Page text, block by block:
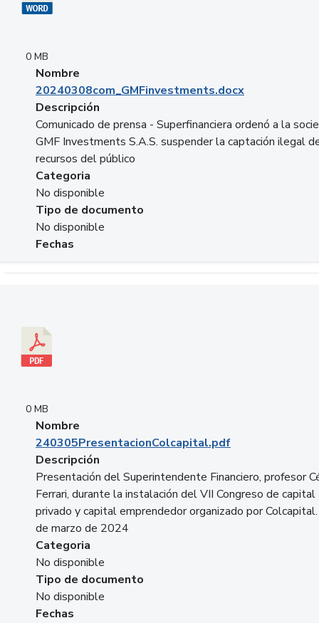
0 MB
Nombre
20240308com_GMFinvestments.docx
Descripción
Comunicado de prensa - Superfinanciera ordenó a la
GMF Investments S.A.S. suspender la captación ilegal
recursos del público
Categoria
No disponible
Tipo de documento
No disponible
Fechas
0 MB
Nombre
240305PresentacionColcapital.pdf
Descripción
Presentación del Superintendente Financiero, profesor
Ferrari, durante la instalación del VII Congreso de capital
privado y capital emprendedor organizado por
de marzo de 2024
Categoria
No disponible
Tipo de documento
No disponible
Fechas